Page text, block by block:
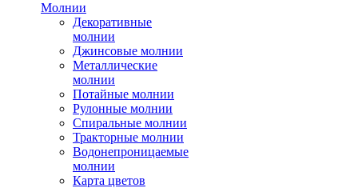
Молнии
Декоративные
молнии
Джинсовые молнии
Металлические
молнии
Потайные молнии
Рулонные молнии
Спиральные молнии
Тракторные молнии
Водонепроницаемые
молнии
Карта цветов